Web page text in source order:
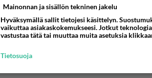
Mainonnan ja sisällön tekninen jakelu
Hyväksymällä sallit tietojesi käsittelyn.
vaikuttaa asiakaskokemukseesi. Jotkut
vastustaa tätä tai muuttaa muita asetuksia
Tietosuoja